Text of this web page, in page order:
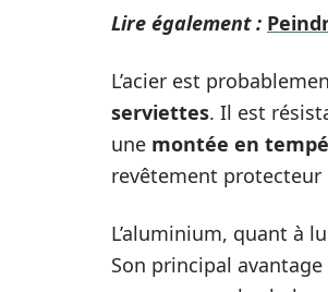
Lire également :
L’acier est
serviettes. Il est
une montée en
revêtement protecteur
L’aluminium, quant à
Son principal